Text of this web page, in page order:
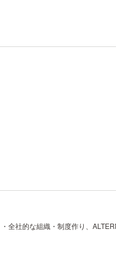
社的な組織・制度作り、